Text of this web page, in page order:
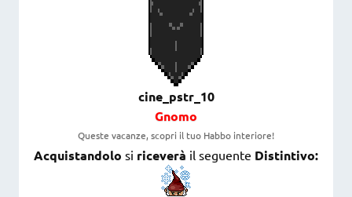
cine_pstr_10
Gnomo
Queste vacanze, scopri il tuo Habbo interiore!
Acquistandolo si riceverà il seguente Distintivo: